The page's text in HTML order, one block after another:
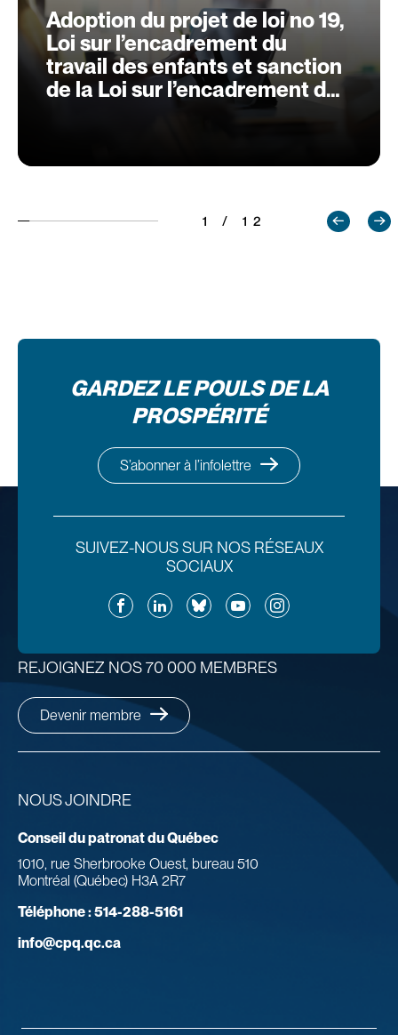
Adoption du projet de loi no 19,
Loi sur l’encadrement du
travail des enfants et sanction
de la Loi sur l’encadrement du
1 / 12
GARDEZ LE POULS DE LA
PROSPÉRITÉ
S’abonner à l’infolettre
SUIVEZ-NOUS SUR NOS RÉSEAUX
SOCIAUX
FacebookLinkedInBlueskyYouTubeInstagram
NOUS JOINDRE
Conseil du patronat du Québec
1010, rue Sherbrooke Ouest, bureau 510
Montréal (Québec) H3A 2R7
Téléphone :514-288-5161
info@cpq.qc.ca
REJOIGNEZ NOS 70 000 MEMBRES
Devenir membre